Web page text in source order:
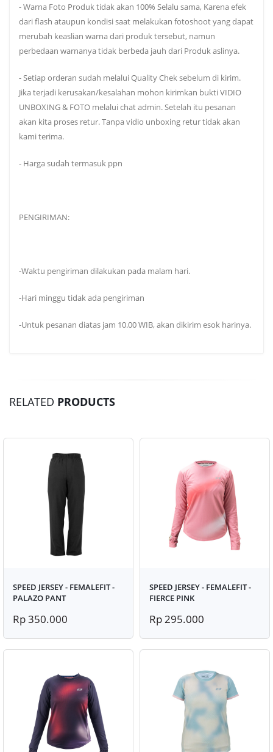
- Warna Foto Produk tidak akan 100% Selalu sama, Karena efek
dari flash ataupun kondisi saat melakukan fotoshoot yang dapat
merubah keaslian warna dari produk tersebut, namun
perbedaan warnanya tidak berbeda jauh dari Produk aslinya.
- Setiap orderan sudah melalui Quality Chek sebelum di kirim.
Jika terjadi kerusakan/kesalahan mohon kirimkan bukti VIDIO
UNBOXING & FOTO melalui chat admin. Setelah itu pesanan
akan kita proses retur. Tanpa vidio unboxing retur tidak akan
kami terima.
- Harga sudah termasuk ppn
PENGIRIMAN:
-Waktu pengiriman dilakukan pada malam hari.
-Hari minggu tidak ada pengiriman
-Untuk pesanan diatas jam 10.00 WIB, akan dikirim esok harinya.
RELATED PRODUCTS
SPEED JERSEY - FEMALEFIT -
PALAZO PANT
Rp 350.000
SPEED JERSEY - FEMALEFIT -
FIERCE PINK
Rp 295.000